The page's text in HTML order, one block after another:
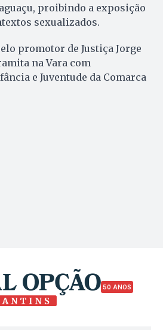
proibindo a exposição
sexualizados.
promotor de Justiça Jorge
na Vara com
e Juventude da Comarca
50 ANOS